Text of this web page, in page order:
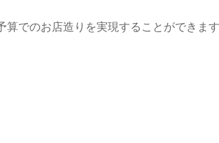
算でのお店造りを実現することができま